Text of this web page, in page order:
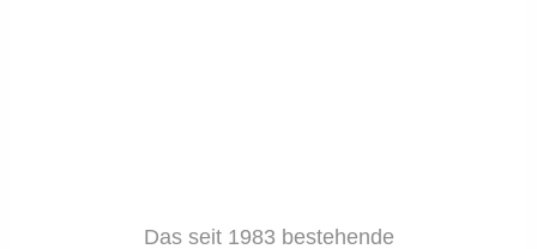
Das seit 1983 bestehende